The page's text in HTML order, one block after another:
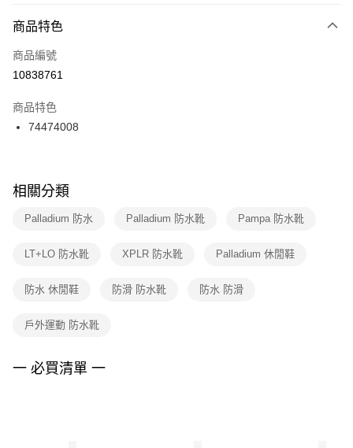
３．安心：先確認商品／服務後，再付款。
【「AFTEE先享後付」結帳流程】
１．於結帳方式選擇「AFTEE先享後付」後，將跳轉至「AFTEE先享後付」
２．訂單成立數日內，您將收到繳費通知簡訊。
３．收到繳費通知簡訊後14天內，點擊此簡訊中的連結，可透過四大超商／
ATM／網路銀行／等多元方式進行付款，方視為交易完成。
※ 交易是否成功請以「AFTEE先享後付 」之結帳頁面顯示為準，若有關於
是否繳費成功／繳費後需取消欲退款等相關疑問，請聯繫「AFTEE先享後付
客戶支援中心」https://netprotections.freshdesk.com/support/home
１．透過由恩沛科技股份有限公司提供之「AFTEE先享後付」服務完成之交
權轉讓予恩沛科技股份有限公司。
３．未成年的使用者請事先徵得法定代理人或監護人之同意方可使用
４．使用「AFTEE先享後付」時，將依據個別帳號之用戶狀況，依本公司即
每筆NT$100，滿NT$1,500(含以上)免運費
宅配
每筆NT$100，滿NT$1,500(含以上)免運費
商品特色
商品編號
10838761
商品特色
74474008
相關分類
Palladium 防水 Palladium 防水靴 Pampa 防水靴
LT+LO 防水靴 XPLR 防水靴 Palladium 休閒鞋
防水 休閒鞋 防滑 防水靴 防水 防滑
戶外運動 防水靴
一 必買清單 一